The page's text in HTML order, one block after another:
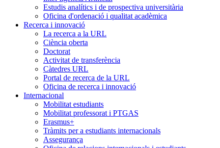
Estudis analítics i de prospectiva universitària
Oficina d'ordenació i qualitat acadèmica
Recerca i innovació
La recerca a la URL
Ciència oberta
Doctorat
Activitat de transferència
Càtedres URL
Portal de recerca de la URL
Oficina de recerca i innovació
Internacional
Mobilitat estudiants
Mobilitat professorat i PTGAS
Erasmus+
Tràmits per a estudiants internacionals
Assegurança